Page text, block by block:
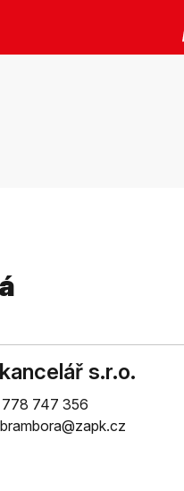
s.r.o.
747 356